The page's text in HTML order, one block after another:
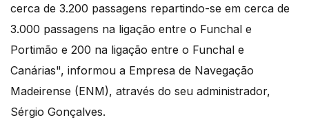
cerca de 3.200 passagens repartindo-se em cerca de
3.000 passagens na ligação entre o Funchal e
Portimão e 200 na ligação entre o Funchal e
Canárias", informou a Empresa de Navegação
Madeirense (ENM), através do seu administrador,
Sérgio Gonçalves.